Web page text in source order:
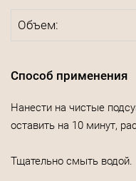
Объем:
Способ применения
Нанести на чистые
оставить на 10 минут,
Тщательно смыть водой.